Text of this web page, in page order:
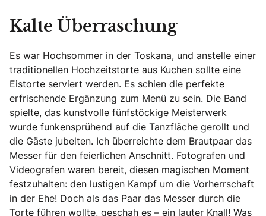
Kalte Überraschung
Es war Hochsommer in der Toskana, und anstelle einer
traditionellen Hochzeitstorte aus Kuchen sollte eine
Eistorte serviert werden. Es schien die perfekte
erfrischende Ergänzung zum Menü zu sein. Die Band
spielte, das kunstvolle fünfstöckige Meisterwerk
wurde funkensprühend auf die Tanzfläche gerollt und
die Gäste jubelten. Ich überreichte dem Brautpaar das
Messer für den feierlichen Anschnitt. Fotografen und
Videografen waren bereit, diesen magischen Moment
festzuhalten: den lustigen Kampf um die Vorherrschaft
in der Ehe! Doch als das Paar das Messer durch die
Torte führen wollte, geschah es – ein lauter Knall! Was